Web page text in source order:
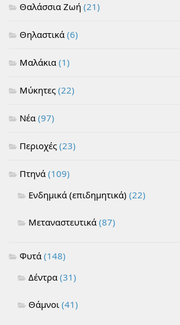
Θαλάσσια Ζωή (21)
Θηλαστικά (6)
Μαλάκια (1)
Μύκητες (22)
Νέα (97)
Περιοχές (23)
Πτηνά (109)
Ενδημικά (επιδημητικά) (22)
Μεταναστευτικά (87)
Φυτά (148)
Δέντρα (31)
Θάμνοι (41)